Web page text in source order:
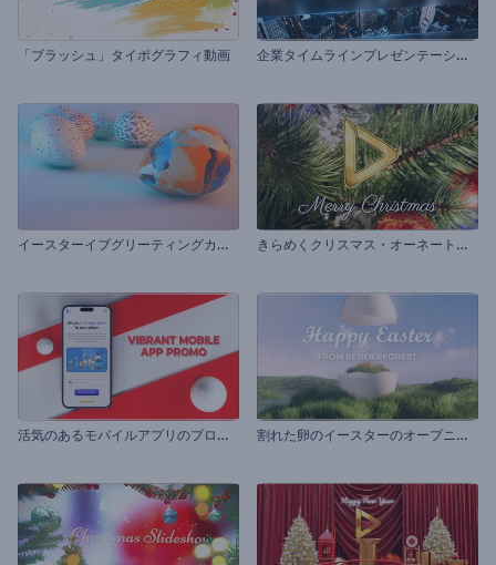
「ブラッシュ」タイポグラフィ動画 企
業タイムラインプレゼンテーション
イ
ースターイブグリーティングカード き
らめくクリスマス・オーネートのイントロ
活
気のあるモバイルアプリのプロモーション 割
れた卵のイースターのオープニング動画